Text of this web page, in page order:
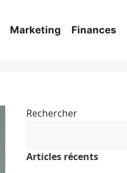
Marketing Finances
Rechercher
Articles récents